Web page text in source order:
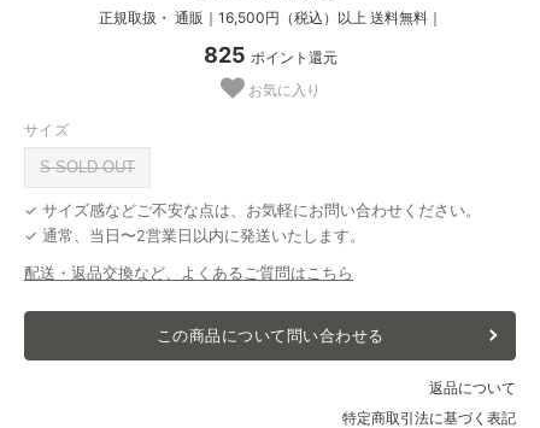
正規取扱・ 通販｜16,500円（税込）以上 送料無料｜
825 ポイント還元
お気に入り
サイズ
S SOLD OUT
✓ サイズ感などご不安な点は、お気軽にお問い合わせください。
✓ 通常、当日〜2営業日以内に発送いたします。
配送・返品交換など、よくあるご質問はこちら
この商品について問い合わせる
返品について
特定商取引法に基づく表記